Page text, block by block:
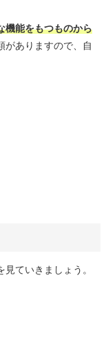
機能をもつものから
がありますので、自
ていきましょう。